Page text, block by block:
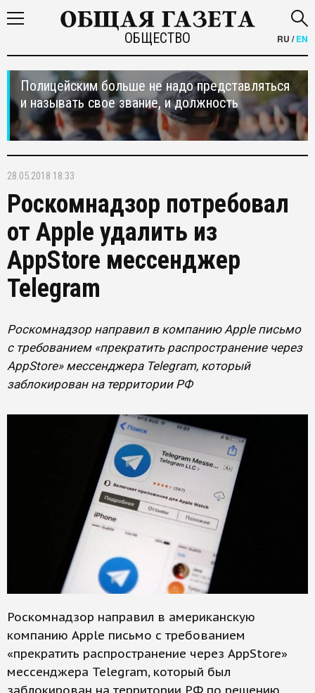
ОБЩЕСТВО RU /EN
Полицейским больше не надо представляться
и называть свое звание, и должность
28.05.2018 18:33
Роскомнадзор потребовал
от Apple удалить из
AppStore мессенджер
Telegram
Роскомнадзор направил в компанию Apple письмо
с требованием «прекратить распространение через
AppStore» мессенджера Telegram, который
заблокирован на территории РФ
Роскомнадзор направил в американскую
компанию Apple письмо с требованием
«прекратить распространение через AppStore»
мессенджера Telegram, который был